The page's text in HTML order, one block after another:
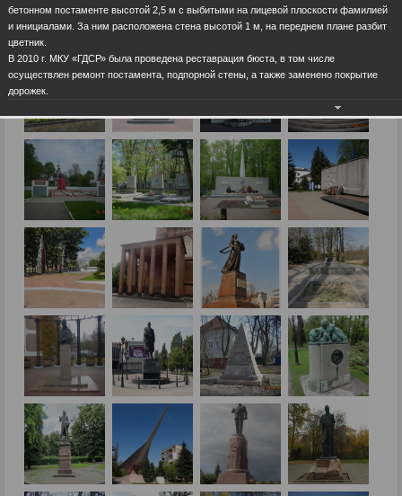
бетонном постаменте высотой 2,5 м с выбитыми на лицевой плоскости фамилией
и инициалами. За ним расположена стена высотой 1 м, на переднем плане разбит
цветник.
В 2010 г. МКУ «ГДСР» была проведена реставрация бюста, в том числе
осуществлен ремонт постамента, подпорной стены, а также заменено покрытие
дорожек.